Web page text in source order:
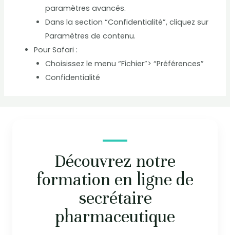
paramètres avancés.
Dans la section “Confidentialité”, cliquez sur
Paramètres de contenu.
Pour Safari :
Choisissez le menu “Fichier”> “Préférences”
Confidentialité
Découvrez notre
formation en ligne de
secrétaire
pharmaceutique